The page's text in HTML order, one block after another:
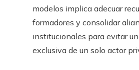
modelos implica adecuar
formadores y consolidar
institucionales para evitar
exclusiva de un solo actor